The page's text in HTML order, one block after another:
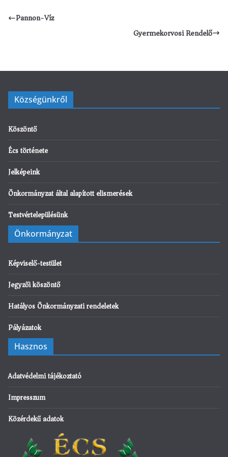
Pannon-Víz
Gyermekorvosi Rendelő
Községünkről
Köszöntő
Écs története
Jelképeink
Önkormányzat által alapított elismerések
Testvértelepülésünk
Önkormányzat
Képviselő-testület
Jegyzői köszöntő
Hatályos Önkormányzati rendeletek
Pályázatok
Hasznos
Adatvédelmi tájékoztató
Impresszum
Közérdekű adatok